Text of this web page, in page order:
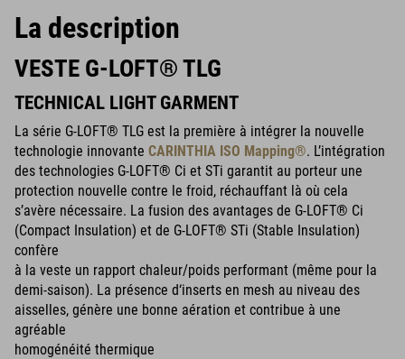
La description
VESTE G-LOFT® TLG
TECHNICAL LIGHT GARMENT
La série G-LOFT® TLG est la première à intégrer la nouvelle
technologie innovante CARINTHIA ISO Mapping®. L’intégration
des technologies G-LOFT® Ci et STi garantit au porteur une
protection nouvelle contre le froid, réchauffant là où cela
s’avère nécessaire. La fusion des avantages de G-LOFT® Ci
(Compact Insulation) et de G-LOFT® STi (Stable Insulation)
confère
à la veste un rapport chaleur/poids performant (même pour la
demi-saison). La présence d‘inserts en mesh au niveau des
aisselles, génère une bonne aération et contribue à une
agréable
homogénéité thermique